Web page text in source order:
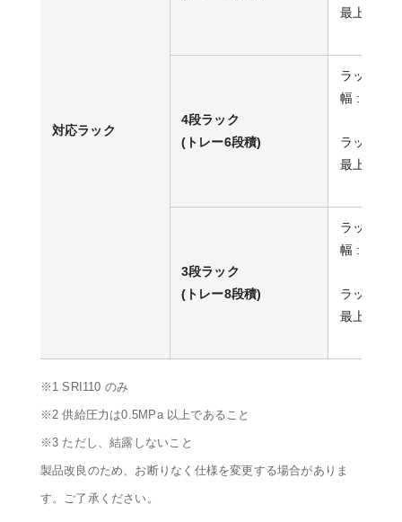
対応ラック
最上面 :
4段ラック
(トレー6段積)
ラックの
幅 :
ラック棚
最上面 :
3段ラック
(トレー8段積)
ラックの
幅 :
ラック棚
最上面 :
※1 SRI110 のみ
※2 供給圧力は0.5MPa 以上であること
※3 ただし、結露しないこと
製品改良のため、お断りなく仕様を変更する場合がありま
す。ご了承ください。